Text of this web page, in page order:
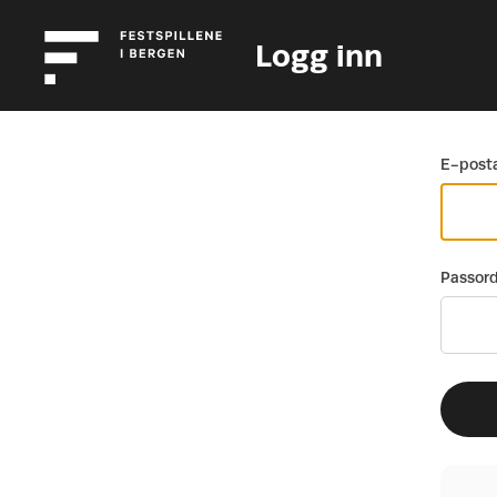
Gå tilbake
Logg inn
E-